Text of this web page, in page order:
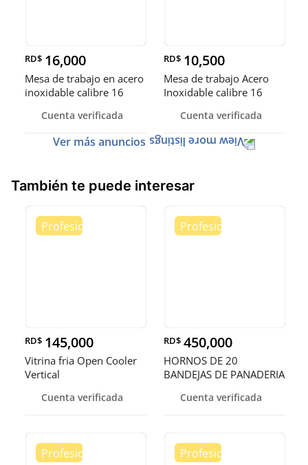
RD$ 16,000
Mesa de trabajo en acero
inoxidable calibre 16
Cuenta verificada
RD$ 10,500
Mesa de trabajo Acero
Inoxidable calibre 16
Cuenta verificada
Ver más anuncios
También te puede interesar
RD$ 145,000
Vitrina fria Open Cooler
Vertical
Cuenta verificada
RD$ 450,000
HORNOS DE 20
BANDEJAS DE PANADERIA
Cuenta verificada